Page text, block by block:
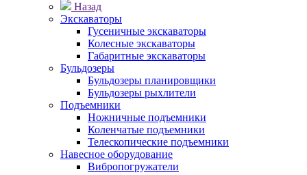
Назад
Экскаваторы
Гусеничные экскаваторы
Колесные экскаваторы
Габаритные экскаваторы
Бульдозеры
Бульдозеры планировщики
Бульдозеры рыхлители
Подъемники
Ножничные подъемники
Коленчатые подъемники
Телескопические подъемники
Навесное оборудование
Вибропогружатели